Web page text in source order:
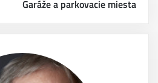
Garáže a parkovacie miesta